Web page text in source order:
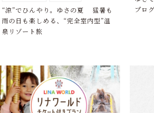
“涼”でひんやり。ゆさの夏 猛暑も
雨の日も楽しめる、“完全室内型”温
泉リゾート旅
プロ